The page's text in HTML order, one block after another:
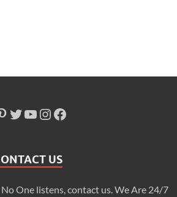
US
One listens, contact us. We Are 24/7